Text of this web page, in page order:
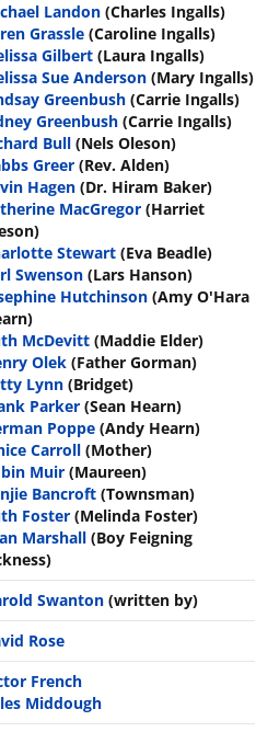
Landon (Charles Ingalls)
Grassle (Caroline Ingalls)
Gilbert (Laura Ingalls)
Sue Anderson (Mary Ingalls)
Greenbush (Carrie Ingalls)
Greenbush (Carrie Ingalls)
Bull (Nels Oleson)
Greer (Rev. Alden)
Hagen (Dr. Hiram Baker)
MacGregor (Harriet
Stewart (Eva Beadle)
Swenson (Lars Hanson)
Hutchinson (Amy O'Hara
McDevitt (Maddie Elder)
Olek (Father Gorman)
Lynn (Bridget)
Parker (Sean Hearn)
Poppe (Andy Hearn)
Carroll (Mother)
Muir (Maureen)
Bancroft (Townsman)
Foster (Melinda Foster)
Marshall (Boy Feigning
Swanton (written by)
Rose
French
Middough